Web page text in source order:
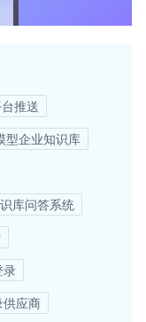
推送
型企业知识库
库问答系统
录
应商